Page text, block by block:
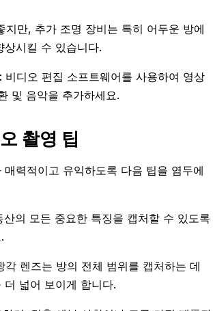
지만, 추가 조명 장비는 특히 어두운 방에
시킬 수 있습니다.
비디오 편집 소프트웨어를 사용하여 영상
및 음악을 추가하세요.
촬영 팁
매력적이고 유익하도록 다음 팁을 염두에
산의 모든 중요한 특징을 캡처할 수 있도록
각 렌즈는 방의 전체 범위를 캡처하는 데
더 넓어 보이게 합니다.